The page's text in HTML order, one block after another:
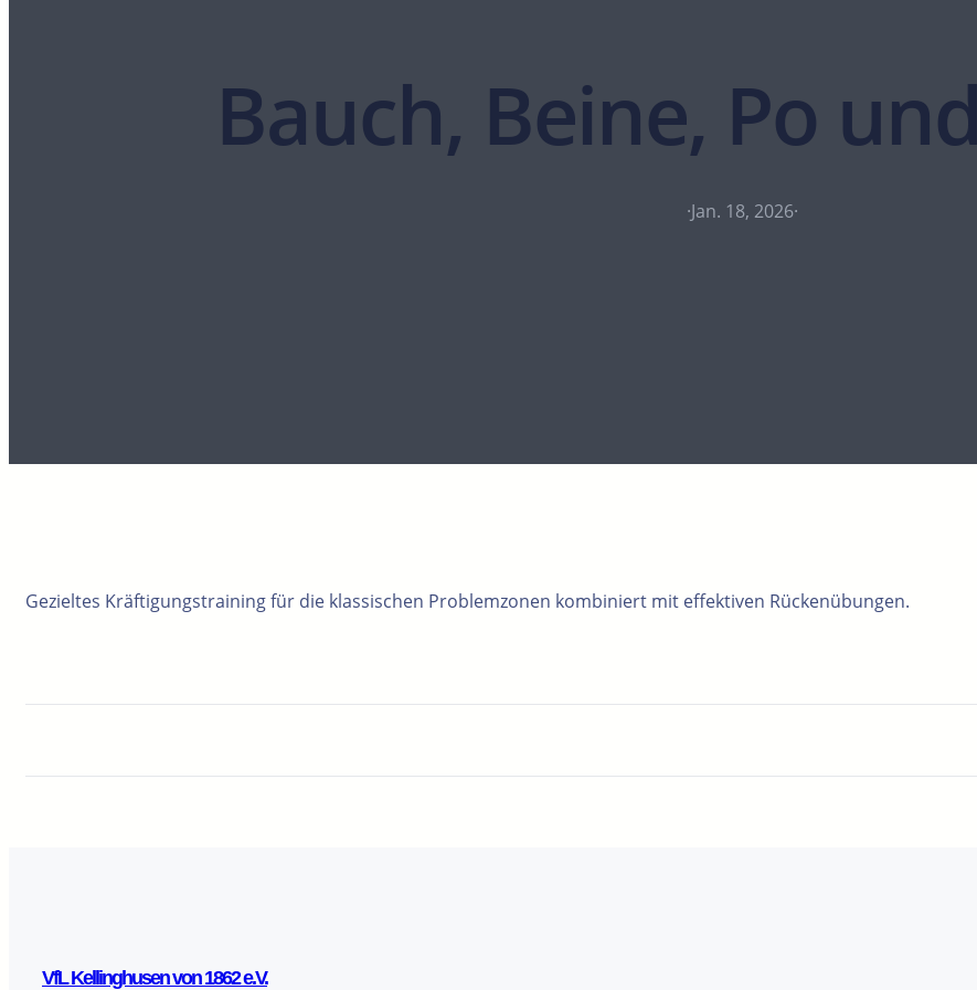
Bauch, Beine, Po
·Jan. 18, 2026·
Gezieltes Kräftigungstraining für die klassischen Problemzonen kombiniert mit effektiven Rückenübungen.
VfL Kellinghusen von 1862 e.V.